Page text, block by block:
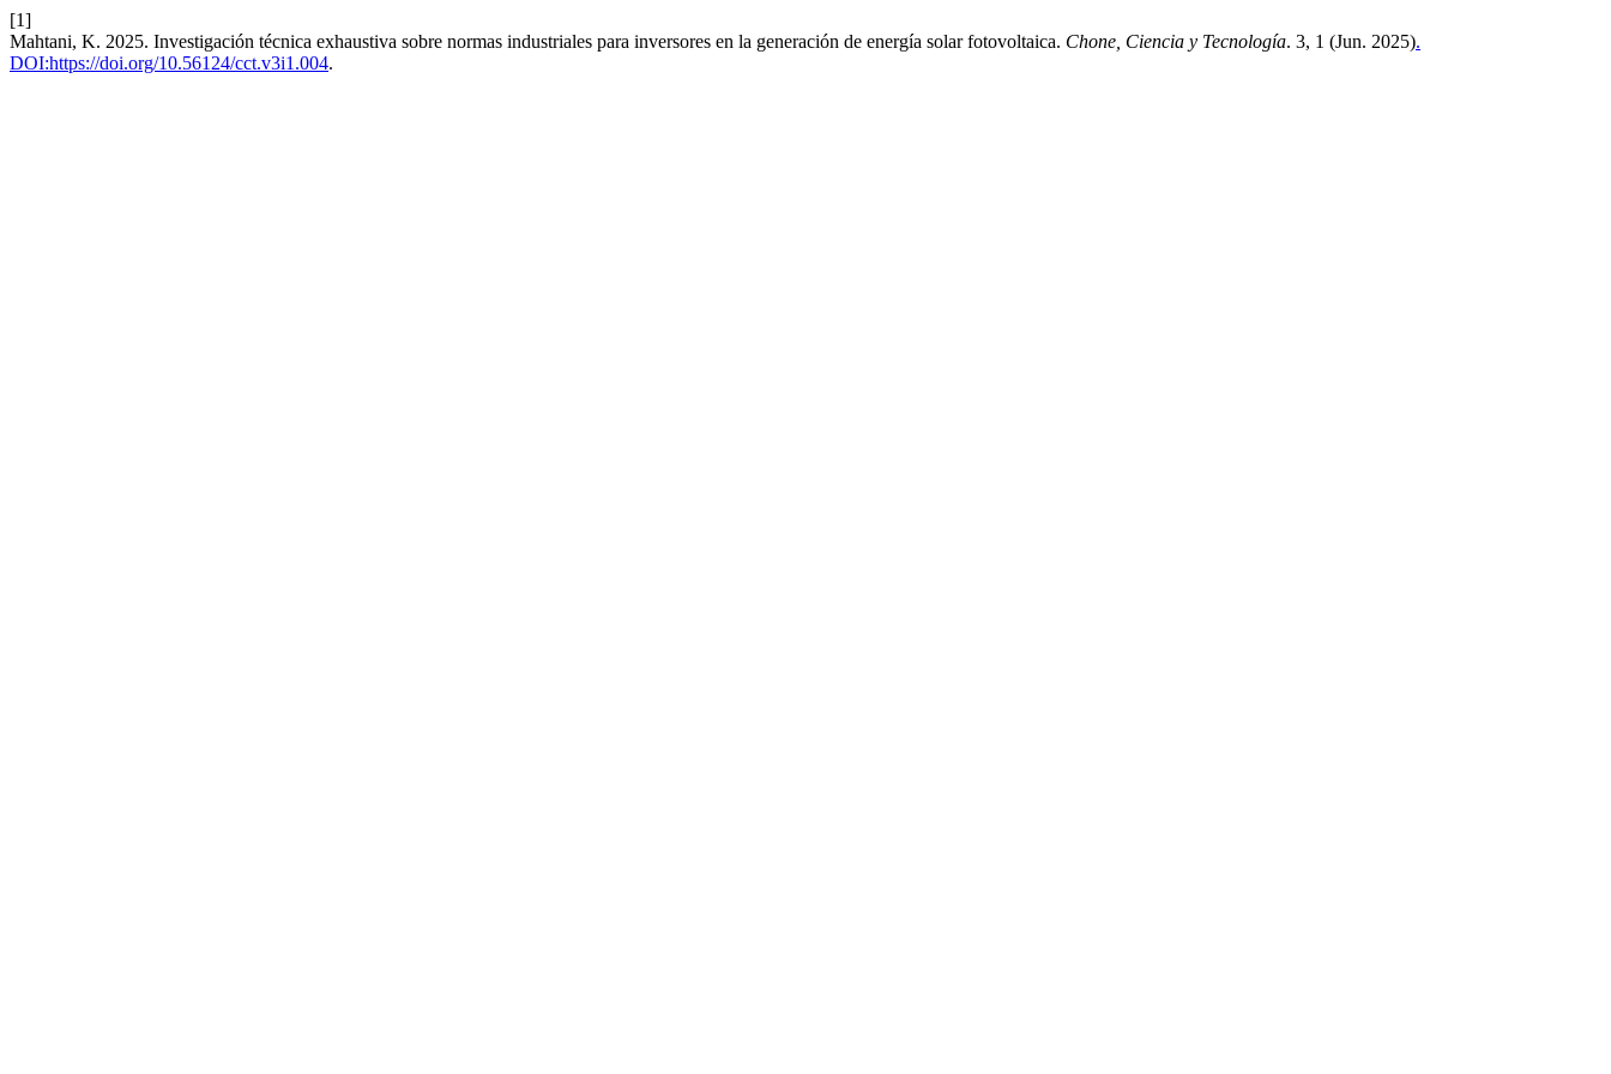
[1]
Mahtani, K. 2025. Investigación técnica exhaustiva sobre normas industriales para inversores en la generación de energía solar fotovoltaica. Chone, Ciencia y Tecnología. 3, 1 (Jun. 2025).
DOI:https://doi.org/10.56124/cct.v3i1.004.